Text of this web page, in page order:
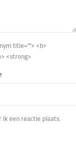
title=""> <b>
<strong>
ik een reactie plaats.